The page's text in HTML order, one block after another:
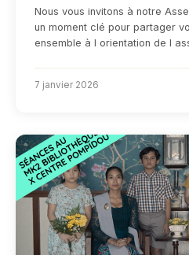
Nous vous invitons à notre
un moment clé pour partager
ensemble à l orientation de l
7 janvier 2026